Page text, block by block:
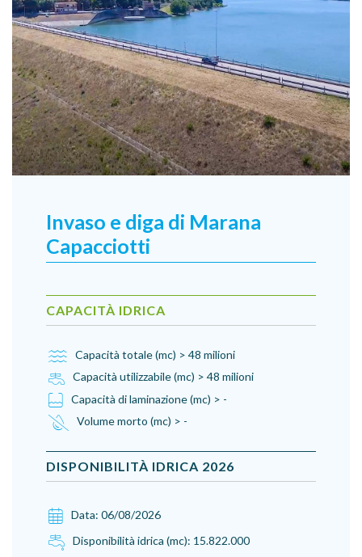
Invaso e diga di Marana
Capacciotti
CAPACITÀ IDRICA
Capacità totale (mc) > 48 milioni
Capacità utilizzabile (mc) > 48 milioni
Capacità di laminazione (mc) > -
Volume morto (mc) > -
DISPONIBILITÀ IDRICA 2026
Data: 06/08/2026
Disponibilità idrica (mc): 15.822.000